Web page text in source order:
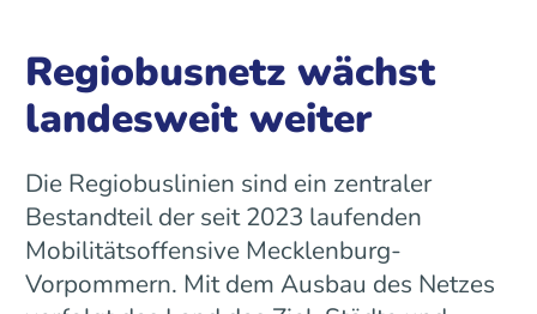
Regiobusnetz wächst
landesweit weiter
Die Regiobuslinien sind ein zentraler
Bestandteil der seit 2023 laufenden
Mobilitätsoffensive Mecklenburg-
Vorpommern. Mit dem Ausbau des Netzes